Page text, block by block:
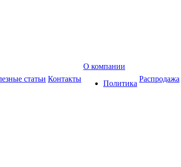
статьи Контакты
О компании
Политика
Распродажа